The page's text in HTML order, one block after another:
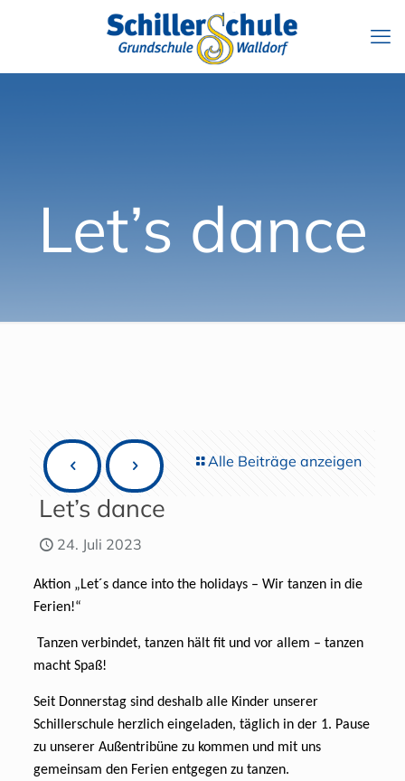
Let’s dance
Alle Beiträge anzeigen
Let’s dance
24. Juli 2023
Aktion „Let´s dance into the holidays – Wir tanzen in die
Ferien!“
Tanzen verbindet, tanzen hält fit und vor allem – tanzen
macht Spaß!
Seit Donnerstag sind deshalb alle Kinder unserer
Schillerschule herzlich eingeladen, täglich in der 1. Pause
zu unserer Außentribüne zu kommen und mit uns
gemeinsam den Ferien entgegen zu tanzen.